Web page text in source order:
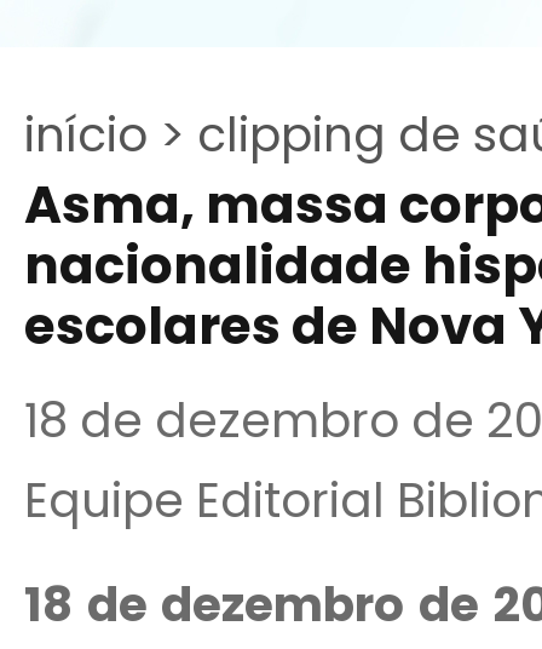
início > clipping de
Asma, massa
nacionalidade
escolares de Nova
18 de dezembro de
Equipe Editorial
18 de dezembro de